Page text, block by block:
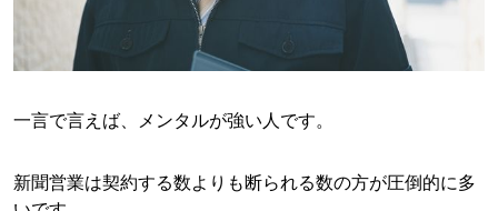
一言で言えば、メンタルが強い人です。
新聞営業は契約する数よりも断られる数の方が圧倒的に多